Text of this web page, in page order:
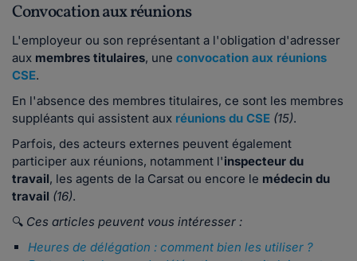
Convocation aux réunions
L'employeur ou son représentant a l'obligation d'adresser
aux membres titulaires, une convocation aux réunions
CSE.
En l'absence des membres titulaires, ce sont les membres
suppléants qui assistent aux réunions du CSE (15).
Parfois, des acteurs externes peuvent également
participer aux réunions, notamment l'inspecteur du
travail, les agents de la Carsat ou encore le médecin du
travail (16).
🔍 Ces articles peuvent vous intéresser :
Heures de délégation : comment bien les utiliser ?